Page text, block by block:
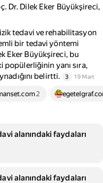
Dr. Dilek Eker Büyükşireci,
tedavi ve rehabilitasyon
bir tedavi yöntemi
Eker Büyükşireci, bu
yanı sıra,
belirtti.
3 19 Mart
2
alanındaki faydaları
alanındaki faydaları